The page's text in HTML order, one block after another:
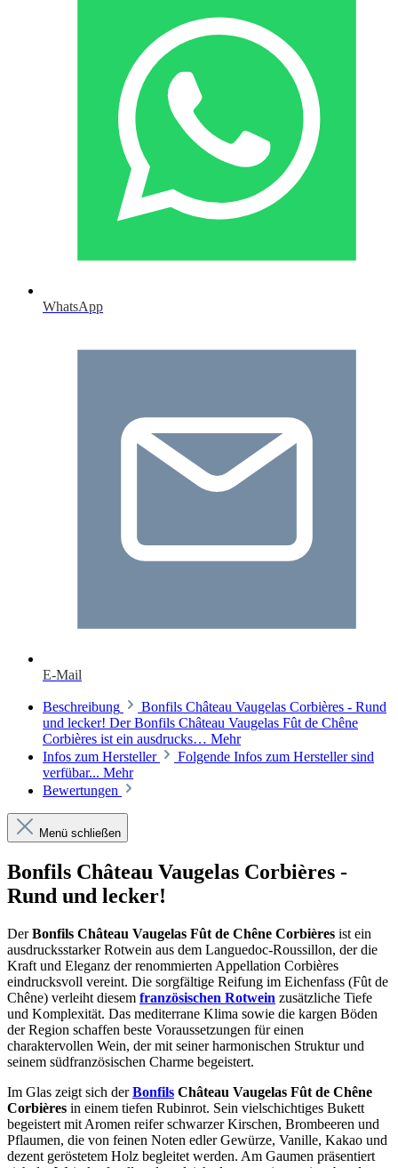
WhatsApp
E-Mail
Beschreibung
Bonfils Château Vaugelas Corbières - Rund
und lecker! Der Bonfils Château Vaugelas Fût de Chêne
Corbières ist ein ausdrucks… Mehr
Infos zum Hersteller
Folgende Infos zum Hersteller sind
verfübar... Mehr
Bewertungen
Menü schließen
Bonfils Château Vaugelas Corbières -
Rund und lecker!
DerBonfils Château Vaugelas Fût de Chêne Corbières ist ein
ausdrucksstarker Rotwein aus dem Languedoc-Roussillon, der die
Kraft und Eleganz der renommierten Appellation Corbières
eindrucksvoll vereint. Die sorgfältige Reifung im Eichenfass (Fût de
Chêne) verleiht diesem französischen Rotwein zusätzliche Tiefe
und Komplexität. Das mediterrane Klima sowie die kargen Böden
der Region schaffen beste Voraussetzungen für einen
charaktervollen Wein, der mit seiner harmonischen Struktur und
seinem südfranzösischen Charme begeistert.
Im Glas zeigt sich derBonfils Château Vaugelas Fût de Chêne
Corbières in einem tiefen Rubinrot. Sein vielschichtiges Bukett
begeistert mit Aromen reifer schwarzer Kirschen, Brombeeren und
Pflaumen, die von feinen Noten edler Gewürze, Vanille, Kakao und
dezent geröstetem Holz begleitet werden. Am Gaumen präsentiert